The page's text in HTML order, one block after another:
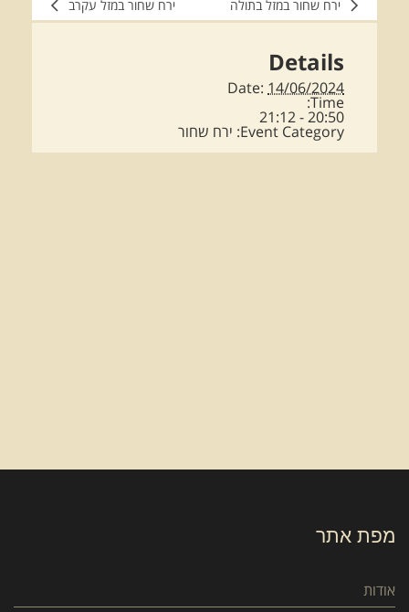
ירח שחור במזל בתולה ירח שחור במזל עקרב
Details
Date: 14/06/2024
Time:
20:50 - 21:12
Event Category: ירח שחור
מפת אתר
אודות